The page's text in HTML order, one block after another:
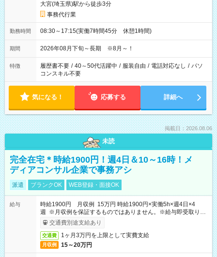
大宮(埼玉県)駅から徒歩3分
事務代行業
勤務時間 08:30～17:15(実働7時間45分 休憩1時間)
期間 2026年08月下旬～長期 ※8月～！
特徴 履歴書不要 / 40～50代活躍中 / 服装自由 / 電話対応なし / パソ
コンスキル不要
気になる！ 応募する 詳細へ
掲載日：2026.08.06
未読
完全在宅＊時給1900円！週4日＆10～16時！メ
ディアコンサル企業で事務アシ
派遣 ブランクOK WEB登録・面接OK
給与
時給1900円 月収例 15万円 時給1900円×実働5h×週4日×4
週 ※月収例を保証するものではありません。※給与即受取りサ
ービス利用可（利用条件有）
交通費別途支給あり
交通費 1ヶ月3万円を上限として実費支給
月収例 15～20万円